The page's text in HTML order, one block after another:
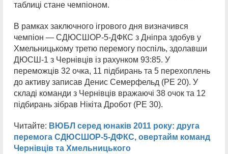
таблиці стане чемпіоном.
В рамках заключного ігрового дня визначився
чемпіон — СДЮСШОР-5-ДФКС з Дніпра здобув у
Хмельницькому третю перемогу поспіль, здолавши
ДЮСШ-1 з Чернівців із рахунком 93:85. У
переможців 32 очка, 11 підбирань та 5 перехоплень
до активу записав Денис Семерфельд (РЕ 20). У
складі команди з Чернівців вражаючі 38 очок та 12
підбирань зібрав Нікіта Дробот (РЕ 30).
Читайте: ВЮБЛ серед юнаків 2011 року: друга
перемога СДЮСШОР-5-ДФКС, овертайм команд
Чернівців та Хмельницького